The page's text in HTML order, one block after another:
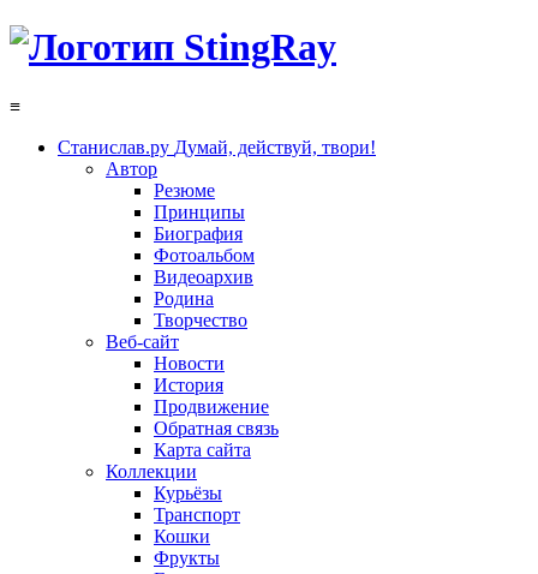
≡
Станислав.ру Думай, действуй, твори!
Автор
Резюме
Принципы
Биография
Фотоальбом
Видеоархив
Родина
Творчество
Веб-сайт
Новости
История
Продвижение
Обратная связь
Карта сайта
Коллекции
Курьёзы
Транспорт
Кошки
Фрукты